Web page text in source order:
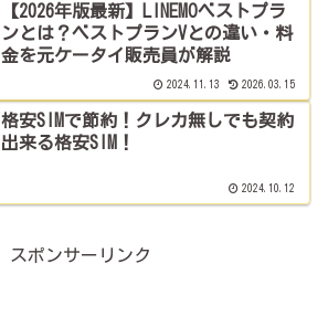
【2026年版最新】LINEMOベストプラ
ンとは？ベストプランVとの違い・料
金を元ケータイ販売員が解説
2024.11.13 2026.03.15
格安SIMで節約！クレカ無しでも契約
出来る格安SIM！
2024.10.12
スポンサーリンク